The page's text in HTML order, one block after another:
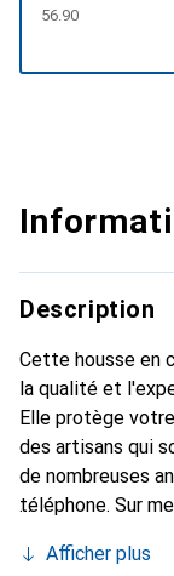
CHF
56.90
Description
Cette housse en
la qualité et
Elle protège
des artisans qui
de nombreuses
téléphone. Sur
et indispensable
Afficher plus